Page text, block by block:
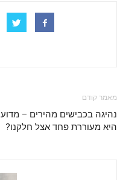
מאמר קודם
נהיגה בכבישים מהירים – מדוע
היא מעוררת פחד אצל חלקנו?